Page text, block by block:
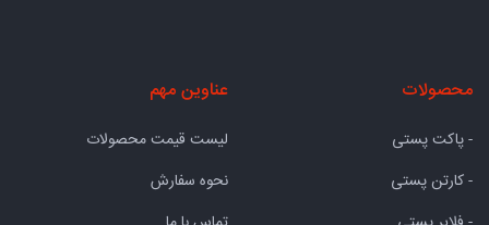
محصولات
- پاکت پستی
- کارتن پستی
- فلایر پستی
عناوین مهم
لیست قیمت محصولات
نحوه سفارش
تماس با ما